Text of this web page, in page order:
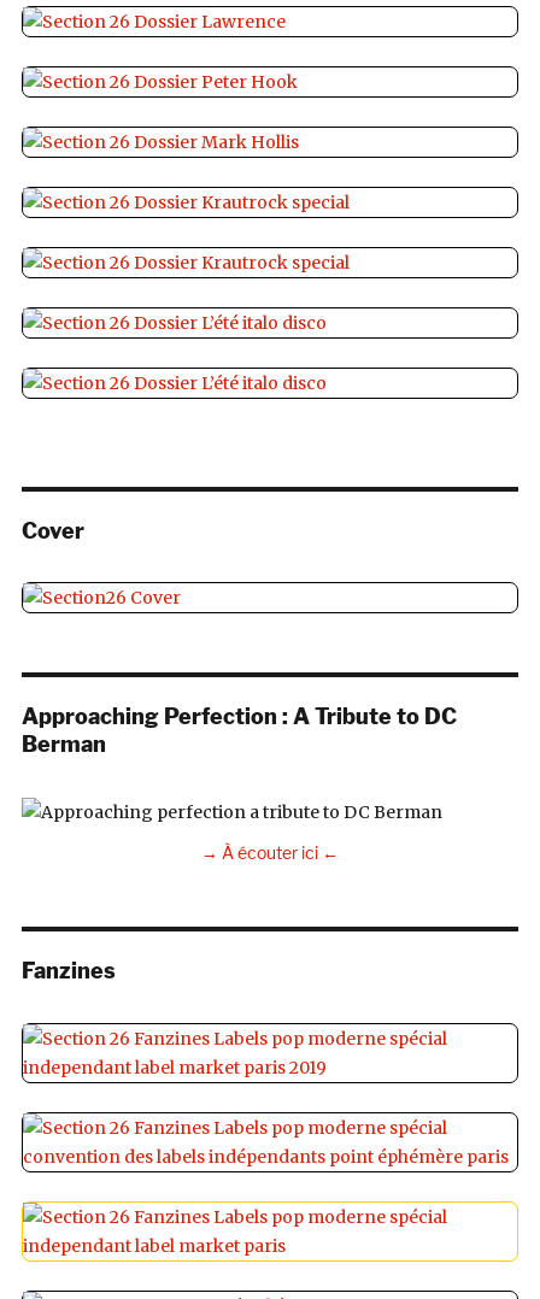
Cover
Approaching Perfection : A Tribute to DC
Berman
→ À écouter ici ←
Fanzines